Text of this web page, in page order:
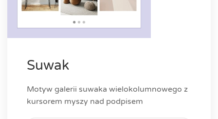
Suwak
Motyw galerii suwaka wielokolumnowego z
kursorem myszy nad podpisem